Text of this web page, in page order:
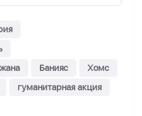
Банияс
Хомс
гуманитарная акция